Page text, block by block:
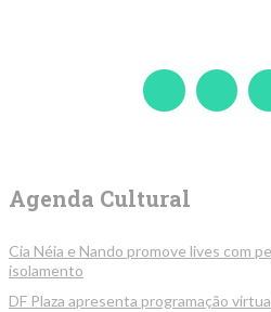
Agenda Cultural
Cia Néia e Nando promove lives com
isolamento
DF Plaza apresenta programação